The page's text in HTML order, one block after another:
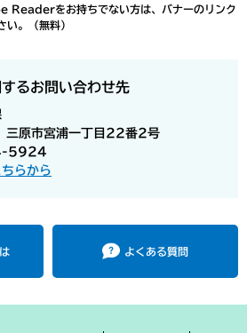
Readerをお持ちでない方は、バナーのリンク
い。（無料）
るお問い合わせ先
三原市宮浦一丁目22番2号
5924
らから
よくある質問